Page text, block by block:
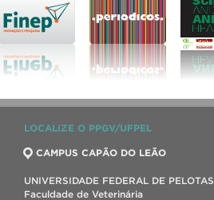
LOCALIZE O PPGV/UFPEL
CAMPUS CAPÃO DO LEÃO
UNIVERSIDADE FEDERAL DE PELOTAS
Faculdade de Veterinária